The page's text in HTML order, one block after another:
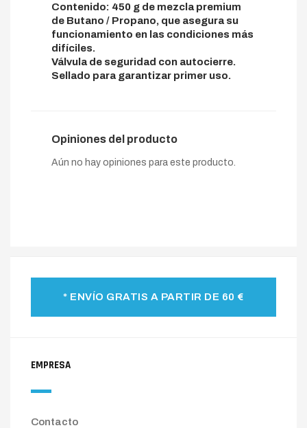
Contenido: 450 g de mezcla premium
de Butano / Propano, que asegura su
funcionamiento en las condiciones más
difíciles.
Válvula de seguridad con autocierre.
Sellado para garantizar primer uso.
Opiniones del producto
Aún no hay opiniones para este producto.
* ENVÍO GRATIS A PARTIR DE 60 €
EMPRESA
Contacto